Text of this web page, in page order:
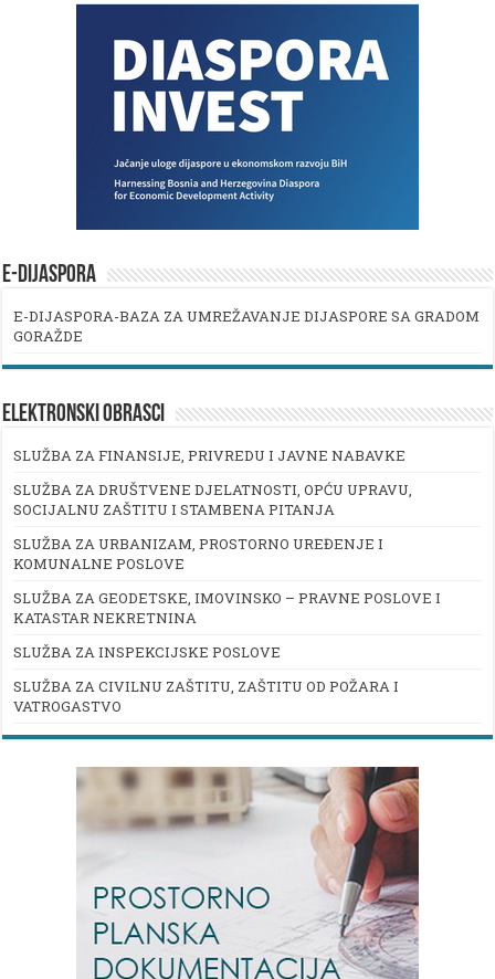
E-DIJASPORA
E-DIJASPORA-BAZA ZA UMREŽAVANJE DIJASPORE SA GRADOM
GORAŽDE
ELEKTRONSKI OBRASCI
SLUŽBA ZA FINANSIJE, PRIVREDU I JAVNE NABAVKE
SLUŽBA ZA DRUŠTVENE DJELATNOSTI, OPĆU UPRAVU,
SOCIJALNU ZAŠTITU I STAMBENA PITANJA
SLUŽBA ZA URBANIZAM, PROSTORNO UREĐENJE I
KOMUNALNE POSLOVE
SLUŽBA ZA GEODETSKE, IMOVINSKO – PRAVNE POSLOVE I
KATASTAR NEKRETNINA
SLUŽBA ZA INSPEKCIJSKE POSLOVE
SLUŽBA ZA CIVILNU ZAŠTITU, ZAŠTITU OD POŽARA I
VATROGASTVO